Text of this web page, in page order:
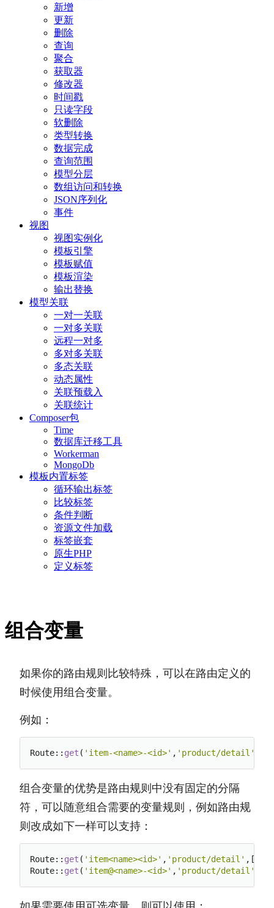
新增
更新
删除
查询
聚合
获取器
修改器
时间戳
只读字段
软删除
类型转换
数据完成
查询范围
模型分层
数组访问和转换
JSON序列化
事件
视图
视图实例化
模板引擎
模板赋值
模板渲染
输出替换
模型关联
一对一关联
一对多关联
远程一对多
多对多关联
多态关联
动态属性
关联预载入
关联统计
Composer包
Time
数据库迁移工具
Workerman
MongoDb
模板内置标签
循环输出标签
比较标签
条件判断
资源文件加载
标签嵌套
原生PHP
定义标签
组合变量
如果你的路由规则比较特殊，可以在路由定义的
时候使用组合变量。
例如：
Route:: get ( 'item-<name>-<id>' , 'product/detail'
组合变量的优势是路由规则中没有固定的分隔
符，可以随意组合需要的变量规则，例如路由规
则改成如下一样可以支持：
Route:: get ( 'item<name><id>' , 'product/detail' ,[],[
Route:: get ( 'item@<name>-<id>' , 'product/detail'